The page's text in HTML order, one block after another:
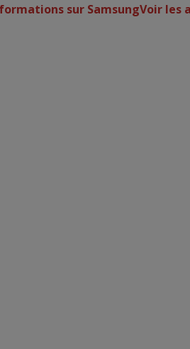
sur SamsungVoir les